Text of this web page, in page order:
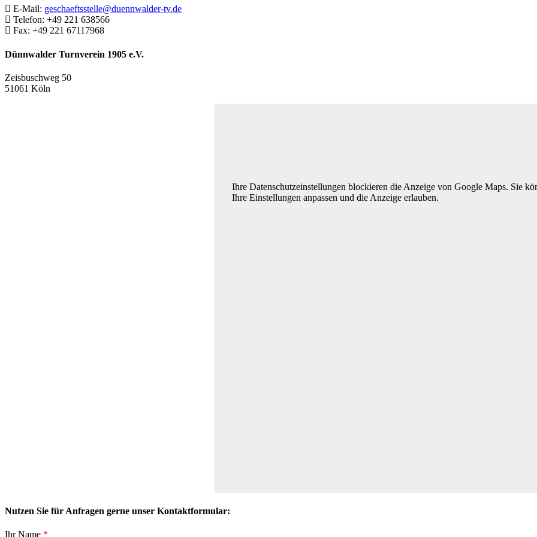
E-Mail: geschaeftsstelle@duennwalder-tv.de
Telefon: +49 221 638566
Fax: +49 221 67117968
Dünnwalder Turnverein 1905 e.V.
Zeisbuschweg 50
51061 Köln
Ihre Datenschutzeinstellungen blockieren die Anzeige von Google Maps. Sie
Ihre Einstellungen anpassen und die Anzeige erlauben.
Nutzen Sie für Anfragen gerne unser Kontaktformular:
Ihr Name *